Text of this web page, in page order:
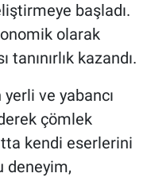
başladı.
olarak
kazandı.
ve yabancı
çömlek
kendi eserlerini
deneyim,